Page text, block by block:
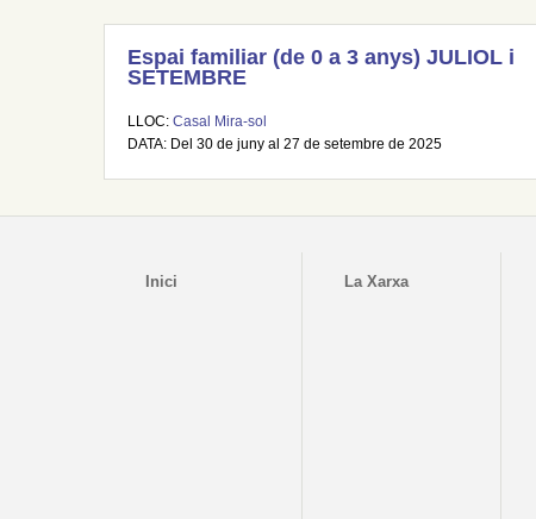
Espai familiar (de 0 a 3 anys) JULIOL i
SETEMBRE
LLOC: Casal Mira-sol
DATA: Del 30 de juny al 27 de setembre de 2025
Inici La Xarxa